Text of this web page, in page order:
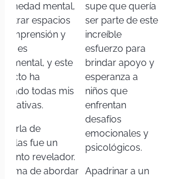
mental,
espacios
y
es
y este
ha
todas mis
de
fue un
revelador.
forma de abordar
supe que quería
ser parte de este
increíble
esfuerzo para
brindar apoyo y
esperanza a
niños que
enfrentan
desafíos
emocionales y
psicológicos.
Apadrinar a un